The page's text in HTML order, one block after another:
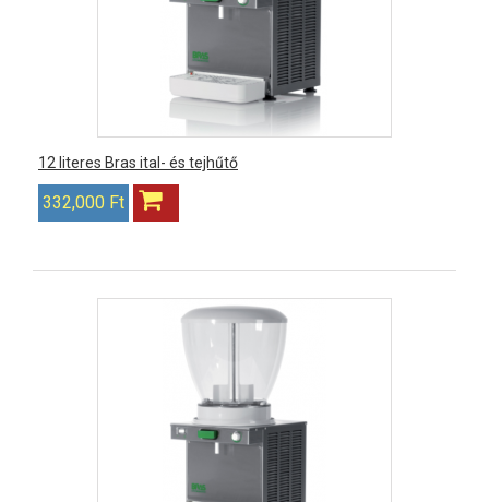
12 literes Bras ital- és tejhűtő
332,000 Ft